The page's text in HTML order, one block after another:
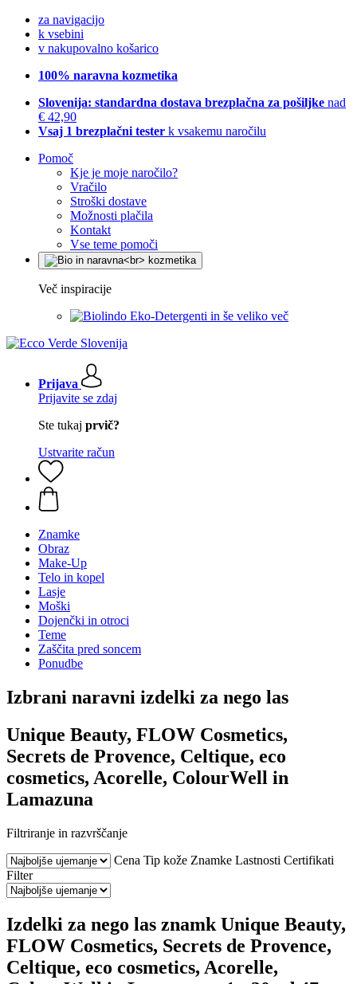
za navigacijo
k vsebini
v nakupovalno košarico
100% naravna kozmetika
Slovenija: standardna dostava brezplačna za pošiljke nad
€ 42,90
Vsaj 1 brezplačni tester k vsakemu naročilu
Pomoč
Kje je moje naročilo?
Vračilo
Stroški dostave
Možnosti plačila
Kontakt
Vse teme pomoči
Več inspiracije
Eko-Detergenti in še veliko več
Prijava
Prijavite se zdaj
Ste tukaj prvič?
Ustvarite račun
Znamke
Obraz
Make-Up
Telo in kopel
Lasje
Moški
Dojenčki in otroci
Teme
Zaščita pred soncem
Ponudbe
Izbrani naravni izdelki za nego las
Unique Beauty, FLOW Cosmetics,
Secrets de Provence, Celtique, eco
cosmetics, Acorelle, ColourWell in
Lamazuna
Filtriranje in razvrščanje
Cena Tip kože Znamke Lastnosti Certifikati
Filter
Izdelki za nego las znamk Unique Beauty,
FLOW Cosmetics, Secrets de Provence,
Celtique, eco cosmetics, Acorelle,